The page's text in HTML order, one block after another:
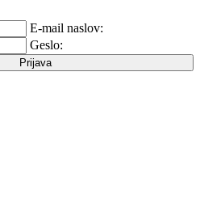
E-mail naslov:
Geslo:
Prijava